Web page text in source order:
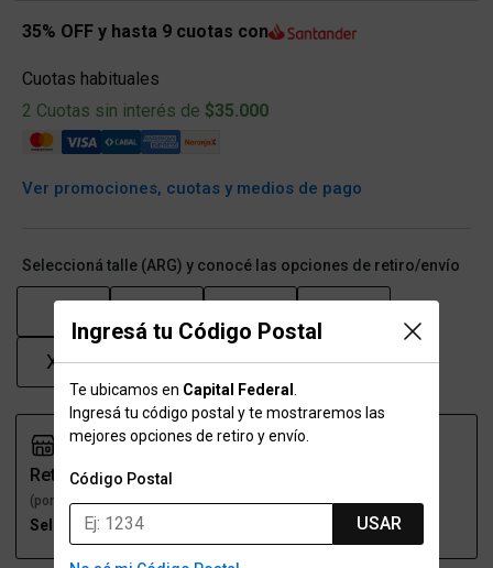
Ingresá tu Código Postal
Te ubicamos en Capital Federal
Ingresá tu código postal y te mostraremos las
mejores opciones de retiro y envío.
Código Postal
USAR
35% OFF y hasta 9 cuotas con
Cuotas habituales
2 Cuotas sin interés de $35.000
Ver promociones, cuotas y medios de pago
Seleccioná talle (ARG) y conocé las opciones de retiro/envío
XXL
Retiro
(por una sucursal)
Seleccioná talle
(a domicilio)
Seleccioná talle